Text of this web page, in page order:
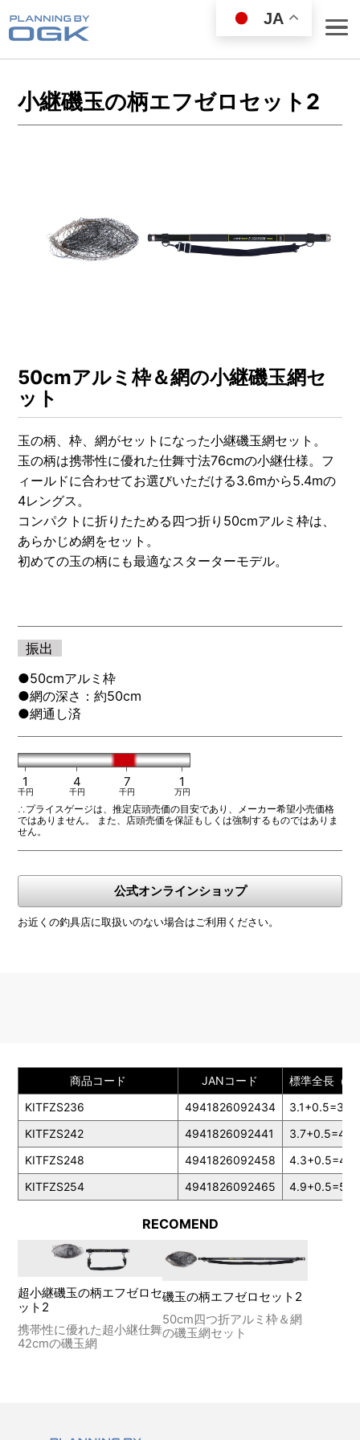
WEAR GOODS
BAG／COOLER
OTHERS
NURSING CARE
全ての商品を見る
小継磯玉の柄エフゼロセット2
50cmアルミ枠＆網の小継磯玉網セ
ット
玉の柄、枠、網がセットになった小継磯玉網セット。
玉の柄は携帯性に優れた仕舞寸法76cmの小継仕様。フ
ィールドに合わせてお選びいただける3.6mから5.4mの
4レングス。
コンパクトに折りたためる四つ折り50cmアルミ枠は、
あらかじめ網をセット。
初めての玉の柄にも最適なスターターモデル。
振出
●50cmアルミ枠
●網の深さ：約50cm
●網通し済
1
千円
4
千円
7
千円
1
万円
∴プライスゲージは、推定店頭売価の目安であり、メーカー希望小売価格
ではありません。 また、店頭売価を保証もしくは強制するものではありま
せん。
公式オンラインショップ
お近くの釣具店に取扱いのない場合はご利用ください。
商品コード JANコード
標準全長（m
KITFZS236
4941826092434
3.1+0.5=3.6
KITFZS242
4941826092441
3.7+0.5=4.2
KITFZS248
4941826092458
4.3+0.5=4.8
KITFZS254
4941826092465 4.9+0.5=5.4
RECOMEND
超小継磯玉の柄エフゼロセ
ット2
携帯性に優れた超小継仕舞
42cmの磯玉網
磯玉の柄エフゼロセット2
50cm四つ折アルミ枠＆網
の磯玉網セット
JA